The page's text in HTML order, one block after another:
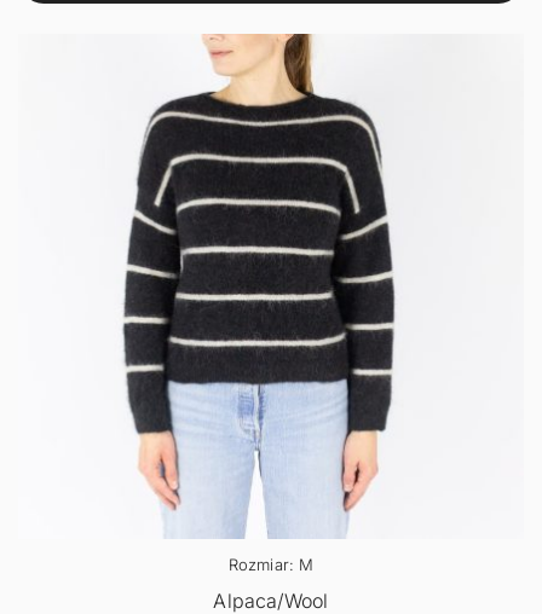
Rozmiar: M
Alpaca/Wool